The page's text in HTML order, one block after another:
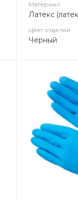
Материал
Латекс
Цвет отделки
Черный